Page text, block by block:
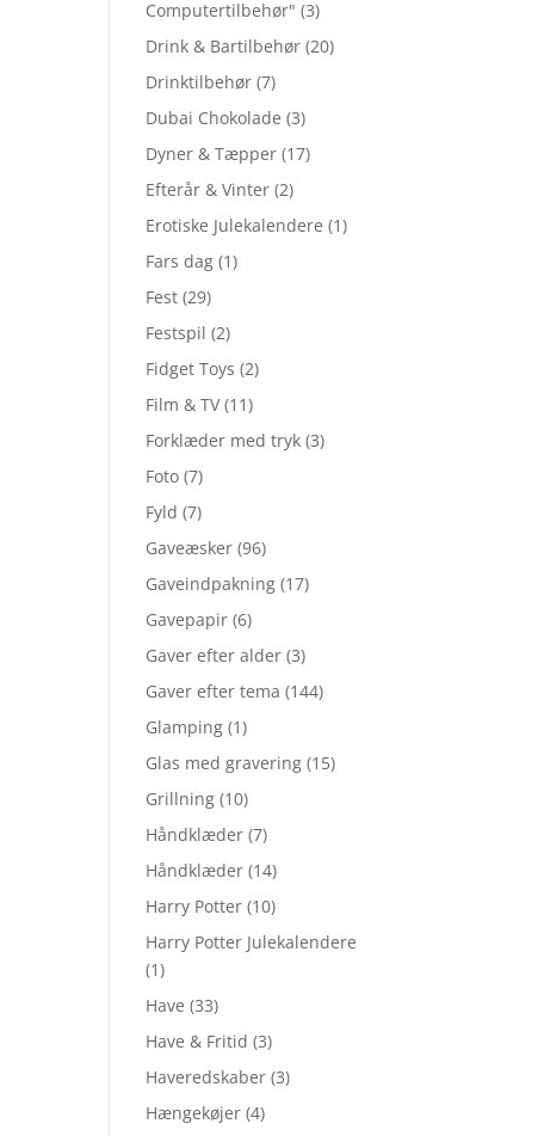
Computertilbehør" (3)
Drink & Bartilbehør (20)
Drinktilbehør (7)
Dubai Chokolade (3)
Dyner & Tæpper (17)
Efterår & Vinter (2)
Erotiske Julekalendere (1)
Fars dag (1)
Fest (29)
Festspil (2)
Fidget Toys (2)
Film & TV (11)
Forklæder med tryk (3)
Foto (7)
Fyld (7)
Gaveæsker (96)
Gaveindpakning (17)
Gavepapir (6)
Gaver efter alder (3)
Gaver efter tema (144)
Glamping (1)
Glas med gravering (15)
Grillning (10)
Håndklæder (7)
Håndklæder (14)
Harry Potter (10)
Harry Potter Julekalendere
(1)
Have (33)
Have & Fritid (3)
Haveredskaber (3)
Hængekøjer (4)